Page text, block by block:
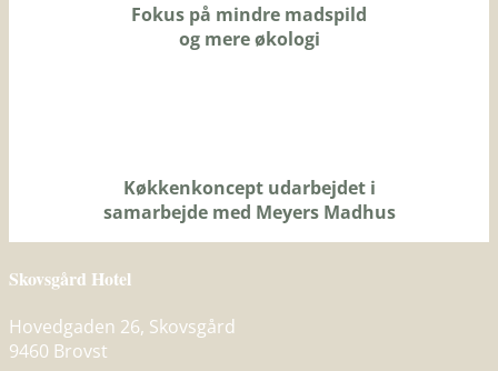
Fokus på mindre madspild
og mere økologi
Køkkenkoncept udarbejdet i
samarbejde med Meyers Madhus
Skovsgård Hotel
Hovedgaden 26, Skovsgård
9460 Brovst